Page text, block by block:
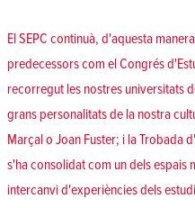
El SEPC continuà, d'aquesta
predecessors com el Congrés
recorregut les nostres universitats
grans personalitats de la nostra
Marçal o Joan Fuster; i la Trobada
s'ha consolidat com un dels
intercanvi d'experiències dels